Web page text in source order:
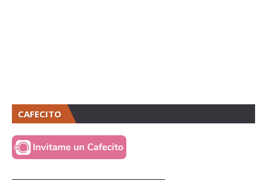
CAFECITO